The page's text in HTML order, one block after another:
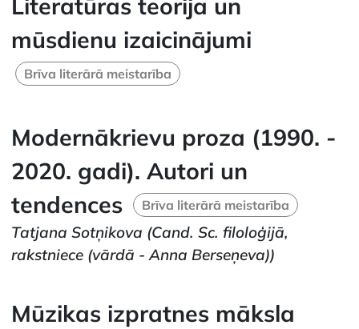
Literatūras teorija un
mūsdienu izaicinājumi
Brīva literārā meistarība
Modernākrievu proza (1990. -
2020. gadi). Autori un
tendences
Brīva literārā meistarība
Tatjana Sotņikova (Cand. Sc. filoloģijā,
rakstniece (vārdā - Anna Berseņeva))
Mūzikas izpratnes māksla